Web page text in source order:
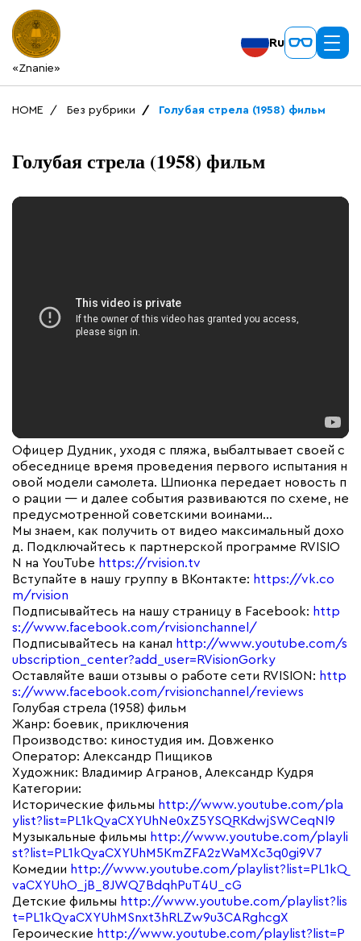
«Znanie»
Ru
HOME Без рубрики Голубая стрела (1958) фильм
Голубая стрела (1958) фильм
Офицер Дудник, уходя с пляжа, выбалтывает своей с
обеседнице время проведения первого испытания н
овой модели самолета. Шпионка передает новость п
о рации — и далее события развиваются по схеме, не
предусмотренной советскими воинами…
Мы знаем, как получить от видео максимальный дохо
д. Подключайтесь к партнерской программе RVISIO
N на YouTube https://rvision.tv
Вступайте в нашу группу в ВКонтакте: https://vk.co
m/rvision
Подписывайтесь на нашу страницу в Facebook: http
s://www.facebook.com/rvisionchannel/
Подписывайтесь на канал http://www.youtube.com/s
ubscription_center?add_user=RVisionGorky
Оставляйте ваши отзывы о работе сети RVISION: http
s://www.facebook.com/rvisionchannel/reviews
Голубая стрела (1958) фильм
Жанр: боевик, приключения
Производство: киностудия им. Довженко
Оператор: Александр Пищиков
Художник: Владимир Агранов, Александр Кудря
Категории:
Исторические фильмы http://www.youtube.com/pla
ylist?list=PL1kQvaCXYUhNe0xZ5YSQRKdwjSWCeqNl9
Музыкальные фильмы http://www.youtube.com/playli
st?list=PL1kQvaCXYUhM5KmZFA2zWaMXc3q0gi9V7
Комедии http://www.youtube.com/playlist?list=PL1kQ
vaCXYUhO_jB_8JWQ7BdqhPuT4U_cG
Детские фильмы http://www.youtube.com/playlist?lis
t=PL1kQvaCXYUhMSnxt3hRLZw9u3CARghcgX
Героические http://www.youtube.com/playlist?list=P